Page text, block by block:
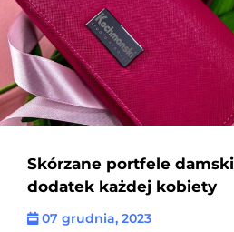
Skórzane portfele
dodatek każdej kobiety
07 grudnia, 2023